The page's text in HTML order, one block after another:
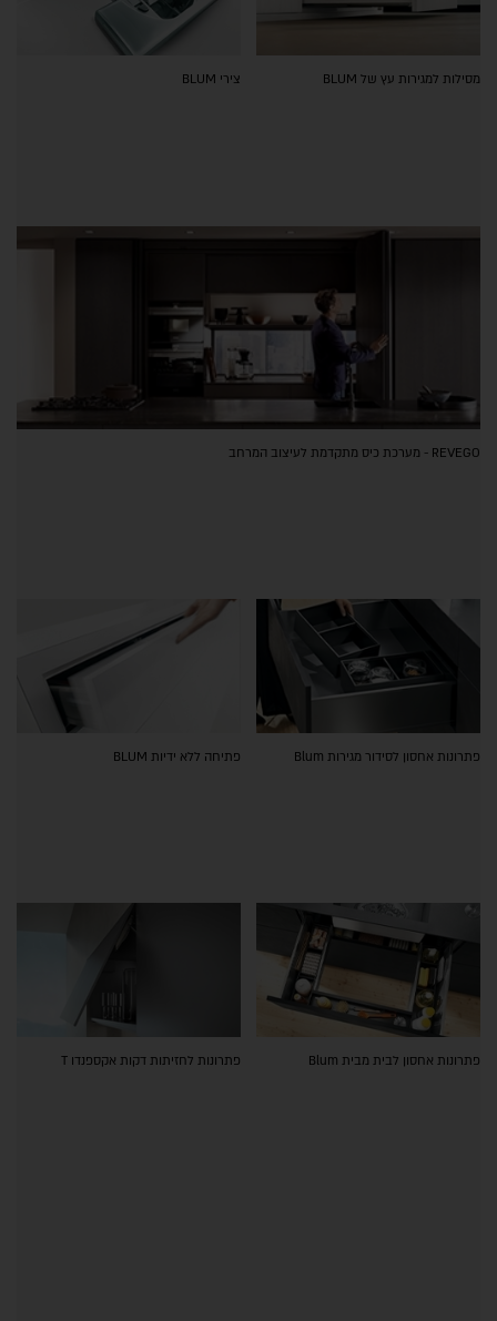
מסילות למגירות עץ של BLUM צירי BLUM
REVEGO - מערכת כיס מתקדמת לעיצוב המרחב
פתרונות אחסון לסידור מגירות Blum פתיחה ללא ידיות BLUM
פתרונות אחסון לבית מבית Blum פתרונות לחזיתות דקות אקספנדו T